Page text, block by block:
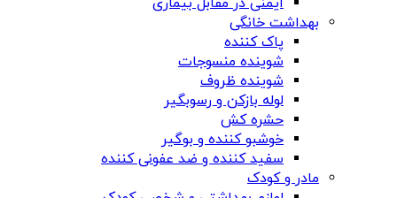
بهداشت خانگی
پاک کننده
شوینده منسوجات
شوینده ظروف
لوله بازکن و رسوبگیر
حشره کش
خوشبو کننده و بوگیر
سفید کننده و ضد عفونی کننده
مادر و کودک